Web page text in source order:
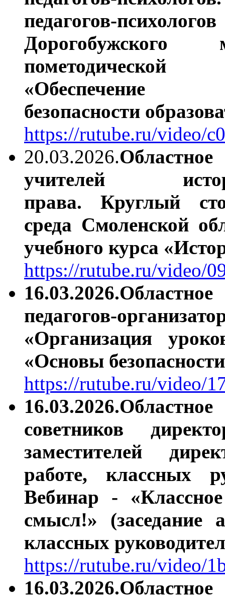
педагогов-
Дорогобужского
безопасности
https://rutube.ru/video/
20.03.2026.
учителей
права.Круглый
среда Смоленской
учебного курса
https://rutube.ru/video/
педагогов-
«Организация
«Основы
https://rutube.ru/video/
советников
заместителей
работе, классных
Вебинар -
смысл!» (заседание
классных
https://rutube.ru/video/